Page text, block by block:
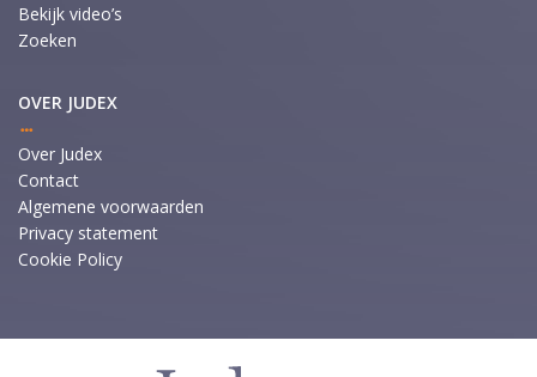
Bekijk video’s
Zoeken
OVER JUDEX
Over Judex
Contact
Algemene voorwaarden
Privacy statement
Cookie Policy